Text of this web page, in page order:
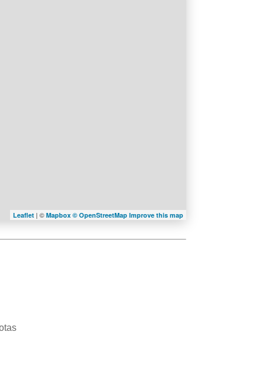
Leaflet | © Mapbox © OpenStreetMap Improve this map